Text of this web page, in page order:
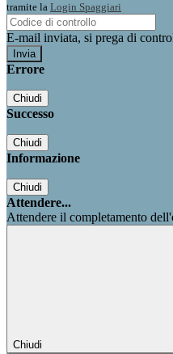
tramite la Login Spaggiari
E-mail inviata, si prega di
Errore
Chiudi
Successo
Chiudi
Informazione
Chiudi
Attendere...
Attendere il completamento
Chiudi